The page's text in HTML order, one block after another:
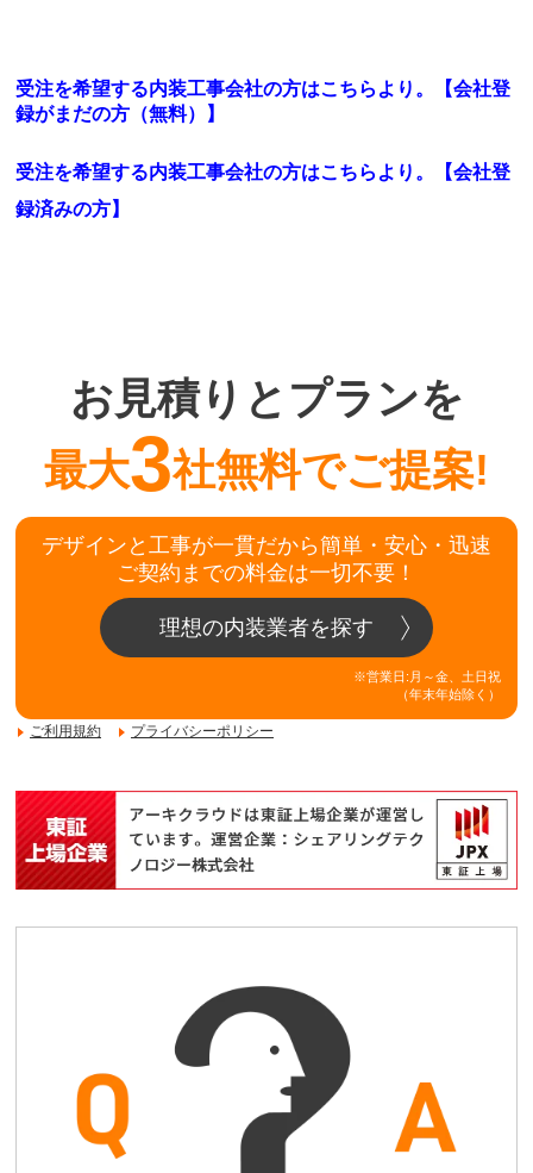
受注を希望する内装工事会社の方はこちらより。【会社登
録がまだの方（無料）】
受注を希望する内装工事会社の方はこちらより。
【会社登
録済みの方】
お見積りとプランを
最大3社無料でご提案!
デザインと工事が一貫だから簡単・安心・迅速
ご契約までの料金は一切不要！
理想の内装業者を探す
※営業日:月～金、土日祝
（年末年始除く）
ご利用規約 プライバシーポリシー